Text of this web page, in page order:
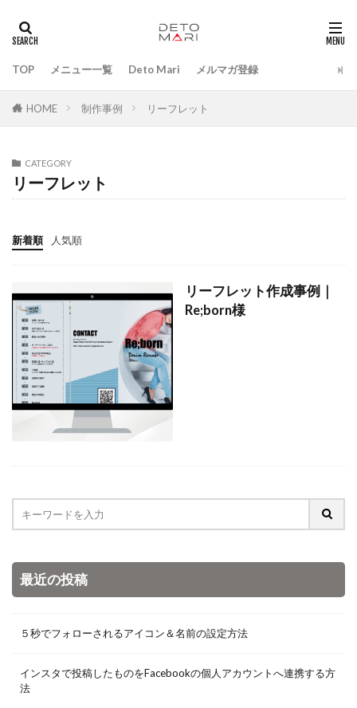
TOP メニュー一覧 Deto Mari メルマガ登録
HOME 制作事例 リーフレット
CATEGORY
リーフレット
新着順 人気順
リーフレット作成事例｜
Re;born様
最近の投稿
５秒でフォローされるアイコン＆名前の設定方法
インスタで投稿したものをFacebookの個人アカウントへ連携する方
法
タグ